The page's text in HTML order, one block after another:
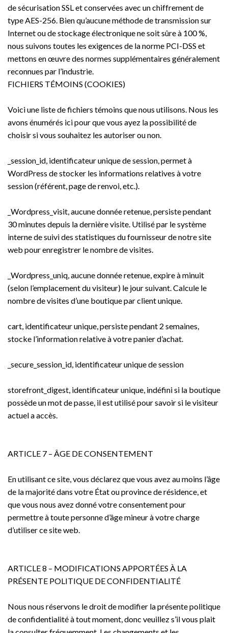
de sécurisation SSL et conservées avec un chiffrement de
type AES-256. Bien qu’aucune méthode de transmission sur
Internet ou de stockage électronique ne soit sûre à 100 %,
nous suivons toutes les exigences de la norme PCI-DSS et
mettons en œuvre des normes supplémentaires généralement
reconnues par l’industrie.
FICHIERS TÉMOINS (COOKIES)
Voici une liste de fichiers témoins que nous utilisons. Nous les
avons énumérés ici pour que vous ayez la possibilité de
choisir si vous souhaitez les autoriser ou non.
_session_id, identificateur unique de session, permet à
WordPress de stocker les informations relatives à votre
session (référent, page de renvoi, etc.).
_Wordpress_visit, aucune donnée retenue, persiste pendant
30 minutes depuis la dernière visite. Utilisé par le système
interne de suivi des statistiques du fournisseur de notre site
web pour enregistrer le nombre de visites.
_Wordpress_uniq, aucune donnée retenue, expire à minuit
(selon l’emplacement du visiteur) le jour suivant. Calcule le
nombre de visites d’une boutique par client unique.
cart, identificateur unique, persiste pendant 2 semaines,
stocke l’information relative à votre panier d’achat.
_secure_session_id, identificateur unique de session
storefront_digest, identificateur unique, indéfini si la boutique
possède un mot de passe, il est utilisé pour savoir si le visiteur
actuel a accès.
ARTICLE 7 – ÂGE DE CONSENTEMENT
En utilisant ce site, vous déclarez que vous avez au moins l’âge
de la majorité dans votre État ou province de résidence, et
que vous nous avez donné votre consentement pour
permettre à toute personne d’âge mineur à votre charge
d’utiliser ce site web.
ARTICLE 8 – MODIFICATIONS APPORTÉES À LA
PRÉSENTE POLITIQUE DE CONFIDENTIALITÉ
Nous nous réservons le droit de modifier la présente politique
de confidentialité à tout moment, donc veuillez s’il vous plait